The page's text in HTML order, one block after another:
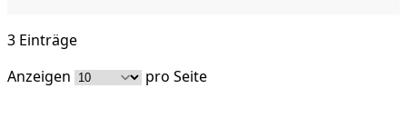
3 Einträge
Anzeigen
pro Seite